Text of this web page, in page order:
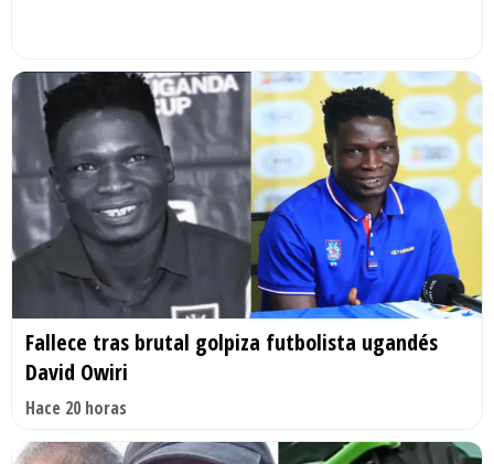
Fallece tras brutal golpiza futbolista ugandés
David Owiri
Hace 20 horas